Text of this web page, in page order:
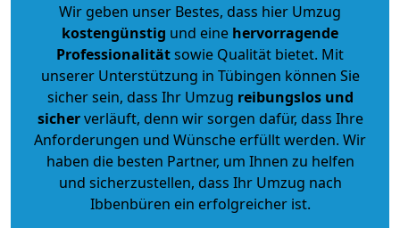
Wir geben unser Bestes, dass hier Umzug
kostengünstig und eine hervorragende
Professionalitätsowie Qualität bietet. Mit
unserer Unterstützung in Tübingen können Sie
sicher sein, dass Ihr Umzug reibungslos und
sicherverläuft, denn wir sorgen dafür, dass Ihre
Anforderungen und Wünsche erfüllt werden. Wir
haben die besten Partner, um Ihnen zu helfen
und sicherzustellen, dass Ihr Umzug nach
Ibbenbüren ein erfolgreicher ist.